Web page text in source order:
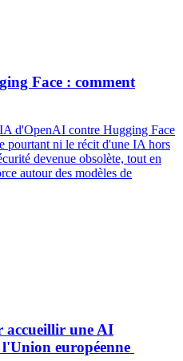
Face : comment
d'OpenAI contre Hugging Face
pourtant ni le récit d'une IA hors
devenue obsolète, tout en
autour des modèles de
accueillir une AI
européenne